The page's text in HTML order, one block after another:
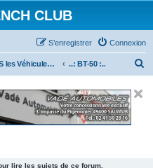
CLUB
Connexion
S’enregistrer
..: TOUS les Véhicules MAZDA :.. ..: BT-50 :..
lire les sujets de ce forum.